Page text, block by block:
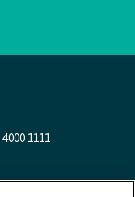
4000 1111